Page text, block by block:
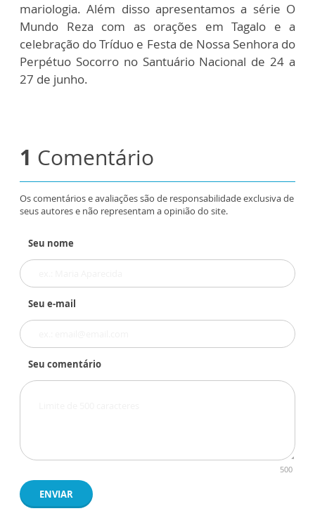
mariologia. Além disso apresentamos a série O
Mundo Reza com as orações em Tagalo e a
celebração do Tríduo e Festa de Nossa Senhora do
Perpétuo Socorro no Santuário Nacional de 24 a
27 de junho.
1 Comentário
Os comentários e avaliações são de responsabilidade exclusiva de
seus autores e não representam a opinião do site.
Seu nome
Seu e-mail
Seu comentário
500
ENVIAR